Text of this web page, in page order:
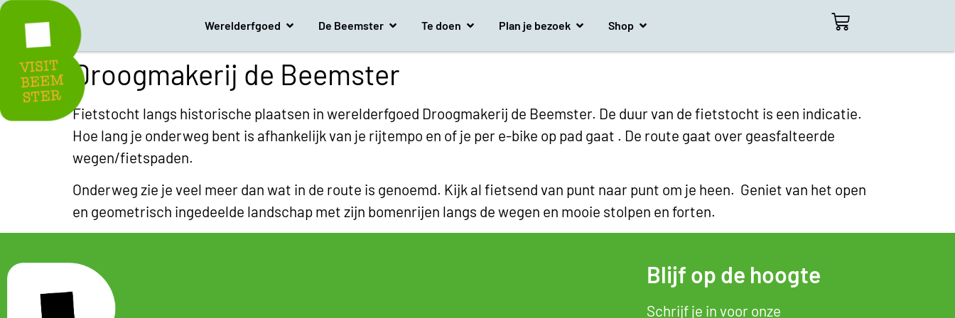
Werelderfgoed De Beemster Te doen Plan je bezoek Shop
Droogmakerij de Beemster
Fietstocht langs historische plaatsen in werelderfgoed Droogmakerij de Beemster. De duur van de fietstocht is een indicatie.
Hoe lang je onderweg bent is afhankelijk van je rijtempo en of je per e-bike op pad gaat . De route gaat over geasfalteerde
wegen/fietspaden.
Onderweg zie je veel meer dan wat in de route is genoemd. Kijk al fietsend van punt naar punt om je heen. Geniet van het open
en geometrisch ingedeelde landschap met zijn bomenrijen langs de wegen en mooie stolpen en forten.
Blijf op de hoogte
Schrijf je in voor onze